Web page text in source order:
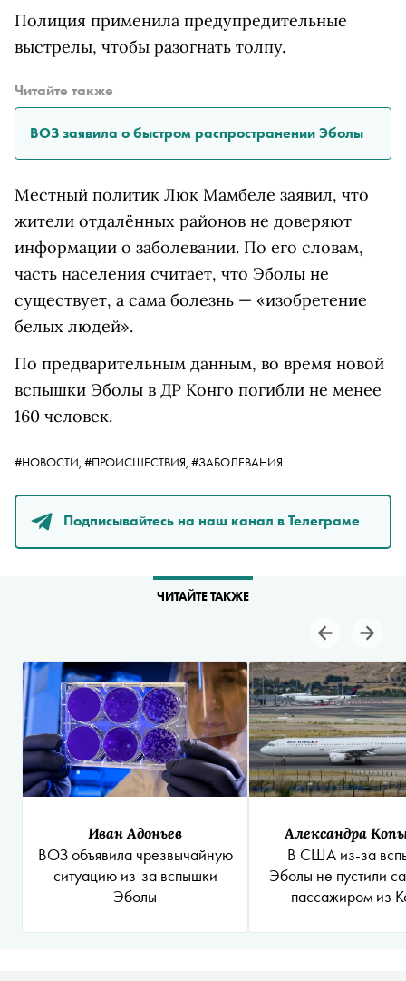
Полиция применила предупредительные
выстрелы, чтобы разогнать толпу.
Читайте также
ВОЗ заявила о быстром распространении Эболы
Местный политик Люк Мамбеле заявил, что
жители отдалённых районов не доверяют
информации о заболевании. По его словам,
часть населения считает, что Эболы не
существует, а сама болезнь — «изобретение
белых людей».
По предварительным данным, во время новой
вспышки Эболы в ДР Конго погибли не менее
160 человек.
#НОВОСТИ, #ПРОИСШЕСТВИЯ, #ЗАБОЛЕВАНИЯ
Подписывайтесь на наш канал в Телеграме
ЧИТАЙТЕ ТАКЖЕ
Иван Адоньев
ВОЗ объявила чрезвычайную
ситуацию из-за вспышки
Эболы
Александра
В США из-за
Эболы не пустили
пассажиром из